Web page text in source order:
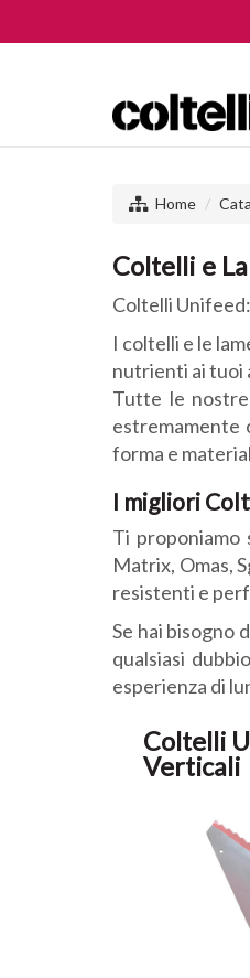
Home
Coltelli e
Coltelli
I coltelli e le
nutrienti ai tuoi
Tutte le nostre
estremamente
forma e
I migliori
Ti proponiamo
Matrix, Omas,
resistenti e
Se hai bisogno
qualsiasi
esperienza di
Coltelli
Verticali